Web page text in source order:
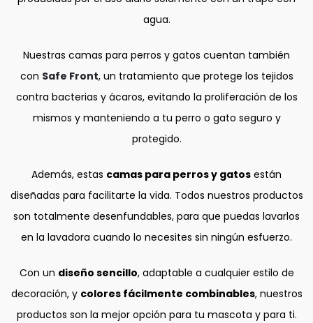
agua.
Nuestras camas para perros y gatos cuentan también
con Safe Front, un tratamiento que protege los tejidos
contra bacterias y ácaros, evitando la proliferación de los
mismos y manteniendo a tu perro o gato seguro y
protegido.
Además, estas camas para perros y gatos están
diseñadas para facilitarte la vida. Todos nuestros productos
son totalmente desenfundables, para que puedas lavarlos
en la lavadora cuando lo necesites sin ningún esfuerzo.
Con un diseño sencillo, adaptable a cualquier estilo de
decoración, y colores fácilmente combinables, nuestros
productos son la mejor opción para tu mascota y para ti.